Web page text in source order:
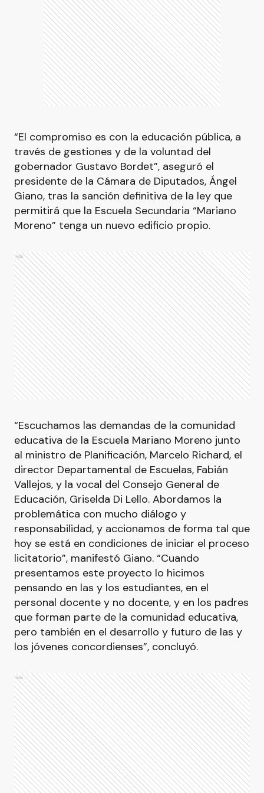
“El compromiso es con la educación pública, a
través de gestiones y de la voluntad del
gobernador Gustavo Bordet”, aseguró el
presidente de la Cámara de Diputados, Ángel
Giano, tras la sanción definitiva de la ley que
permitirá que la Escuela Secundaria “Mariano
Moreno” tenga un nuevo edificio propio.
Ads
“Escuchamos las demandas de la comunidad
educativa de la Escuela Mariano Moreno junto
al ministro de Planificación, Marcelo Richard, el
director Departamental de Escuelas, Fabián
Vallejos, y la vocal del Consejo General de
Educación, Griselda Di Lello. Abordamos la
problemática con mucho diálogo y
responsabilidad, y accionamos de forma tal que
hoy se está en condiciones de iniciar el proceso
licitatorio”, manifestó Giano. “Cuando
presentamos este proyecto lo hicimos
pensando en las y los estudiantes, en el
personal docente y no docente, y en los padres
que forman parte de la comunidad educativa,
pero también en el desarrollo y futuro de las y
los jóvenes concordienses”, concluyó.
Ads